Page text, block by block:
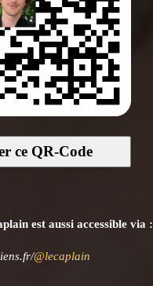
ce QR-Code
est aussi accessible via :
@lecaplain